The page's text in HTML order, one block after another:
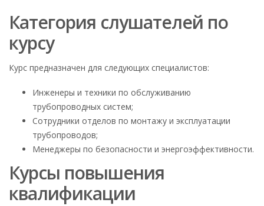
Категория слушателей по
курсу
Курс предназначен для следующих специалистов:
Инженеры и техники по обслуживанию
трубопроводных систем;
Сотрудники отделов по монтажу и эксплуатации
трубопроводов;
Менеджеры по безопасности и энергоэффективности.
Курсы повышения
квалификации